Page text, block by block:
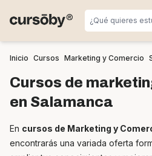
Inicio Cursos Marketing y Comercio
Cursos de
en Salamanca
En cursos de Marketing y
encontrarás una variada oferta